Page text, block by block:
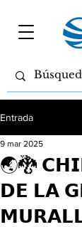
Entrada
🌏🐉
𝗗𝗘 𝗟𝗔
9 mar 2025